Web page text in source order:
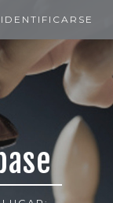
IDENTIFICARSE